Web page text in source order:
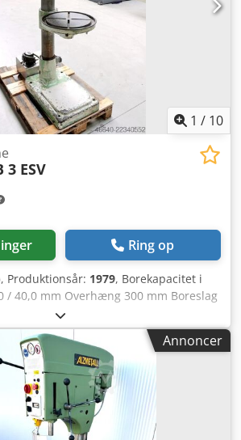
1 / 10
3 ESV
Ring op
, Produktionsår: 1979, Borekapacitet i
/ 40,0 mm Overhæng 300 mm Boreslag
110 - 1450 omdr./min.
mm Dcsdpfx Acjzl E Tkj Dok
mm Fremføring 0,1 / 0,2 / 0,3 m/min.
4 Motoreffekt 1,5 kW Vægt 450 kg
800 x 650 x 1850 mm Udstyr: - robust
automatisk spindelfremføring - trinløs
- dybdeanslag - rundt maskinbord
via håndhjul * drejelig -
Annoncer